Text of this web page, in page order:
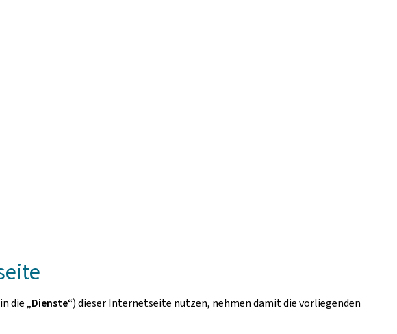
die „Dienste“) dieser Internetseite nutzen, nehmen damit die vorliegenden